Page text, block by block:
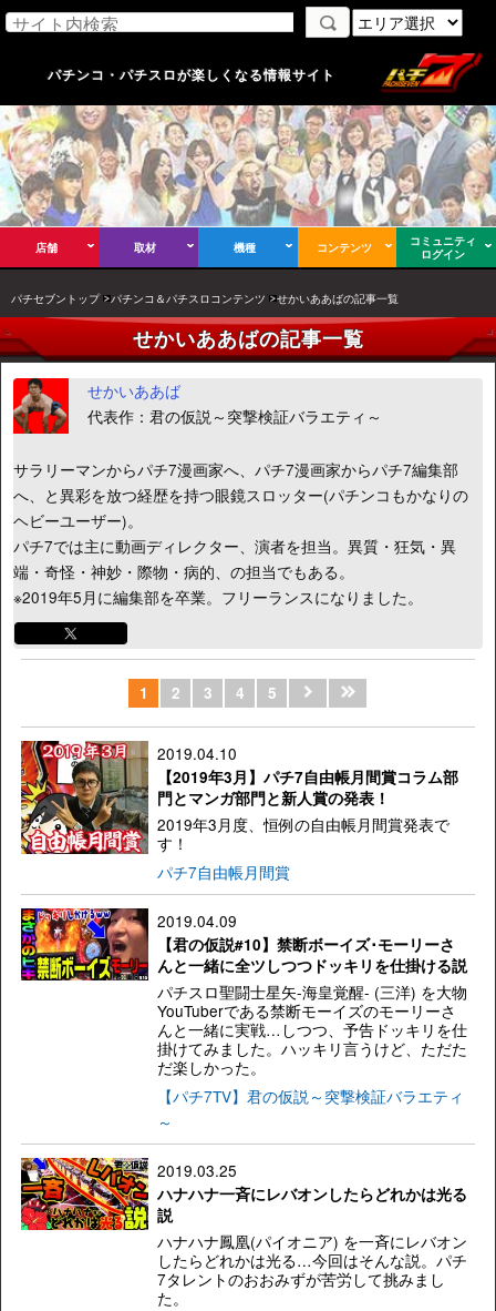
パチンコ・パチスロが楽しくなる情報サイト
店舗 取材 機種 コンテンツ
コミュニティ
ログイン
パチセブントップ パチンコ＆パチスロコンテンツ せかいああばの記事一覧
せかいああばの記事一覧
せかいああば
代表作：君の仮説～突撃検証バラエティ～
サラリーマンからパチ7漫画家へ、パチ7漫画家からパチ7編集部
へ、と異彩を放つ経歴を持つ眼鏡スロッター(パチンコもかなりの
ヘビーユーザー)。
パチ7では主に動画ディレクター、演者を担当。異質・狂気・異
端・奇怪・神妙・際物・病的、の担当でもある。
※2019年5月に編集部を卒業。フリーランスになりました。
1 2 3 4 5
2019.04.10
【2019年3月】パチ7自由帳月間賞コラム部
門とマンガ部門と新人賞の発表！
2019年3月度、恒例の自由帳月間賞発表で
す！
パチ7自由帳月間賞
2019.04.09
【君の仮説#10】禁断ボーイズ･モーリーさ
んと一緒に全ツしつつドッキリを仕掛ける説
パチスロ聖闘士星矢-海皇覚醒- (三洋) を大物
YouTuberである禁断モーイズのモーリーさ
んと一緒に実戦…しつつ、予告ドッキリを仕
掛けてみました。ハッキリ言うけど、ただた
だ楽しかった。
【パチ7TV】君の仮説～突撃検証バラエティ
～
2019.03.25
ハナハナ一斉にレバオンしたらどれかは光る
説
ハナハナ鳳凰(パイオニア) を一斉にレバオン
したらどれかは光る…今回はそんな説。パチ
7タレントのおおみずが苦労して挑みまし
た。